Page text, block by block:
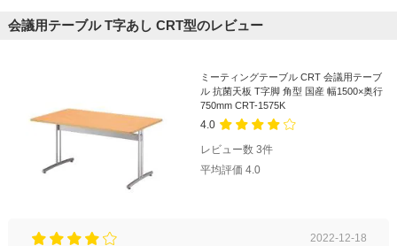
会議用テーブル T字あし CRT型のレビュー
ミーティングテーブル CRT 会議用テーブ
ル 抗菌天板 T字脚 角型 国産 幅1500×奥行
750mm CRT-1575K
4.0
レビュー数 3件
平均評価 4.0
2022-12-18